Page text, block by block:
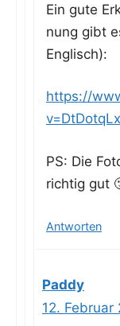
Ein gute
nung gibt
Englisch):
https://
PS: Die
rich­tig gut
Antworten
Paddy
12. Februar